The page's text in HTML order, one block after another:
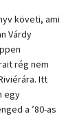
követi, ami
Várdy
rég nem
Itt
egy
a ’80-as